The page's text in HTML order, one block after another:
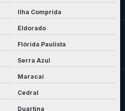
Ilha Comprida
Eldorado
Flórida Paulista
Serra Azul
Maracaí
Cedral
Duartina